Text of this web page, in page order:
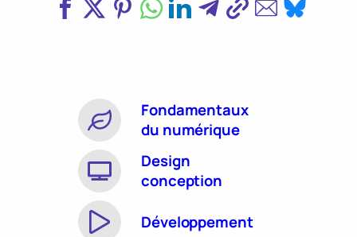
Fondamentaux
du numérique
Design
conception
Développement